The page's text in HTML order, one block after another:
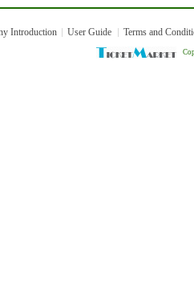
Introduction User Guide Terms and